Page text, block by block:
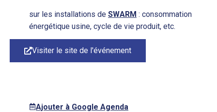
sur les installations de SWARM : consommation
énergétique usine, cycle de vie produit, etc.
Visiter le site de l'événement
Ajouter à Google Agenda